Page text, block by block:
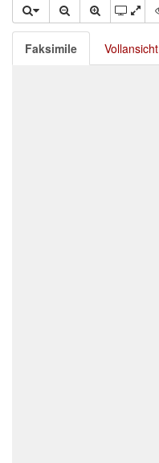
Faksimile Vollansicht